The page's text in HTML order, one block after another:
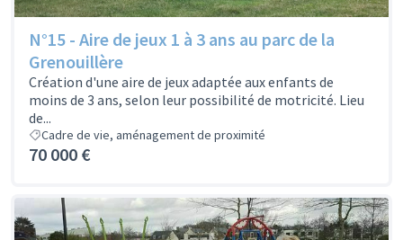
N°15 - Aire de jeux 1 à 3 ans au parc de la
Grenouillère
Création d'une aire de jeux adaptée aux enfants de
moins de 3 ans, selon leur possibilité de motricité. Lieu
de...
Cadre de vie, aménagement de proximité
70 000 €